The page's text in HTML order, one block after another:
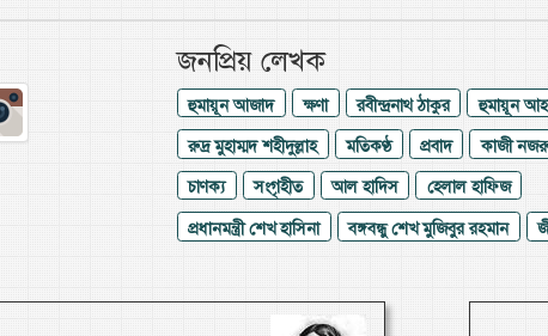
জনপ্রিয় লেখক
হুমায়ূন আজাদ ক্ষণা রবীন্দ্রনাথ ঠাকুর
হুমায়ূন
রুদ্র মুহাম্মদ শহীদুল্লাহ
মতিকণ্ঠ প্রবাদ
কাজী
চাণক্য
সংগৃহীত আল হাদিস
হেলাল হাফিজ
প্রধানমন্ত্রী শেখ হাসিনা
বঙ্গবন্ধু শেখ মুজিবুর রহমান